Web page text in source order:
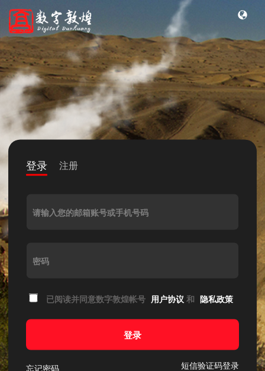
登录 注册
请输入您的邮箱账号或手机号码
密码
已阅读并同意数字敦煌帐号 用户协议 和 隐私政策
登录
忘记密码 短信验证码登录